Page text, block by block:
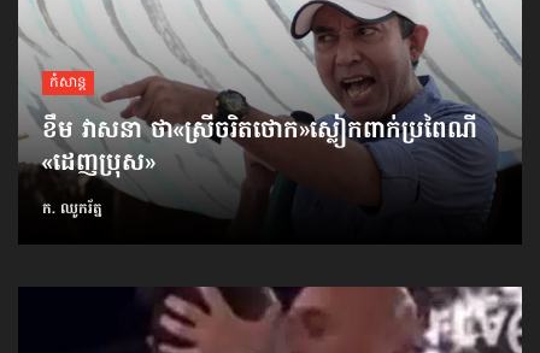
កំសាន្ដ
ខឹម វាសនា ថា«ស្រីចរិតថោក»​ស្លៀកពាក់ប្រពៃណី​
«ដេញប្រុស»
ក. ឈូករ័ត្ន